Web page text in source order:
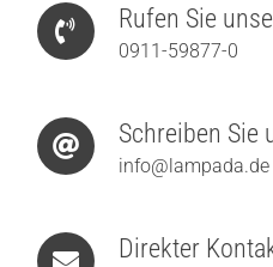
Rufen Sie
0911-59877-0
Schreiben Sie
info@lampada.de
Direkter